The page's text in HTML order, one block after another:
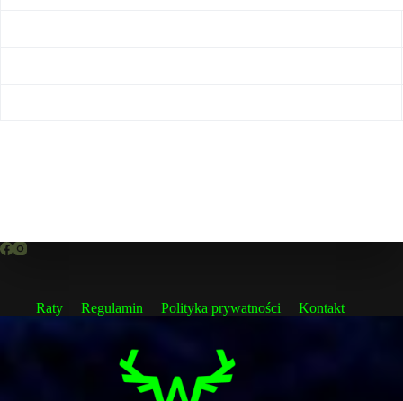
Raty Regulamin Polityka prywatności Kontakt